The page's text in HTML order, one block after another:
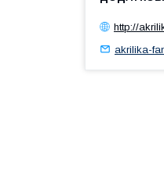
http://
akrilika-